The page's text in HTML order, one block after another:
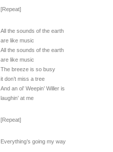
[Repeat]
All the sounds of the earth
are like music
All the sounds of the earth
are like music
The breeze is so busy
it don’t miss a tree
And an ol’ Weepin’ Willer is
laughin’ at me
[Repeat]
Everything’s going my way